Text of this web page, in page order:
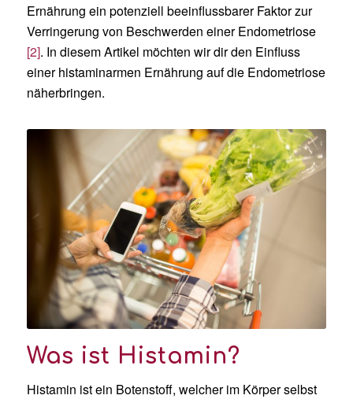
Ernährung ein potenziell beeinflussbarer Faktor zur
Verringerung von Beschwerden einer Endometriose
[2]. In diesem Artikel möchten wir dir den Einfluss
einer histaminarmen Ernährung auf die Endometriose
näherbringen.
Was ist Histamin?
Histamin ist ein Botenstoff, welcher im Körper selbst